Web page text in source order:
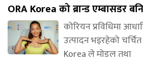
ORA Korea को ब्रान्ड एम्बासडर
कोरियन प्रविधिमा
उत्पादन भइरहेको
Korea ले मोडल तथा